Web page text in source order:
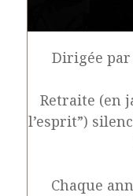
Dirigée par
Retraite (en
l’esprit”)
Chaque